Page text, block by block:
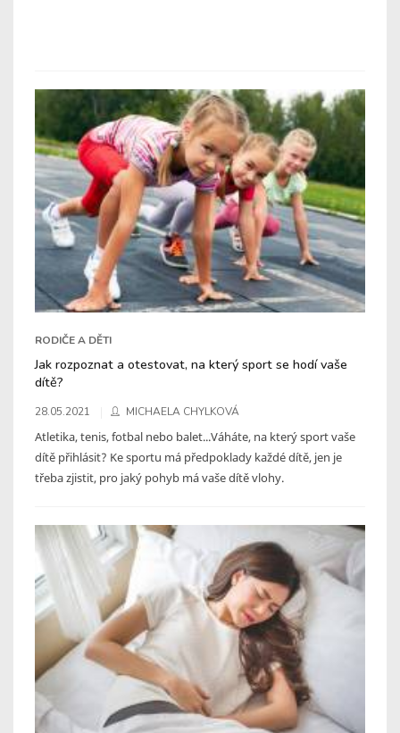
RODIČE A DĚTI
Jak rozpoznat a otestovat, na který sport se hodí vaše
dítě?
28.05.2021 MICHAELA CHYLKOVÁ
Atletika, tenis, fotbal nebo balet...Váháte, na který sport vaše
dítě přihlásit? Ke sportu má předpoklady každé dítě, jen je
třeba zjistit, pro jaký pohyb má vaše dítě vlohy.